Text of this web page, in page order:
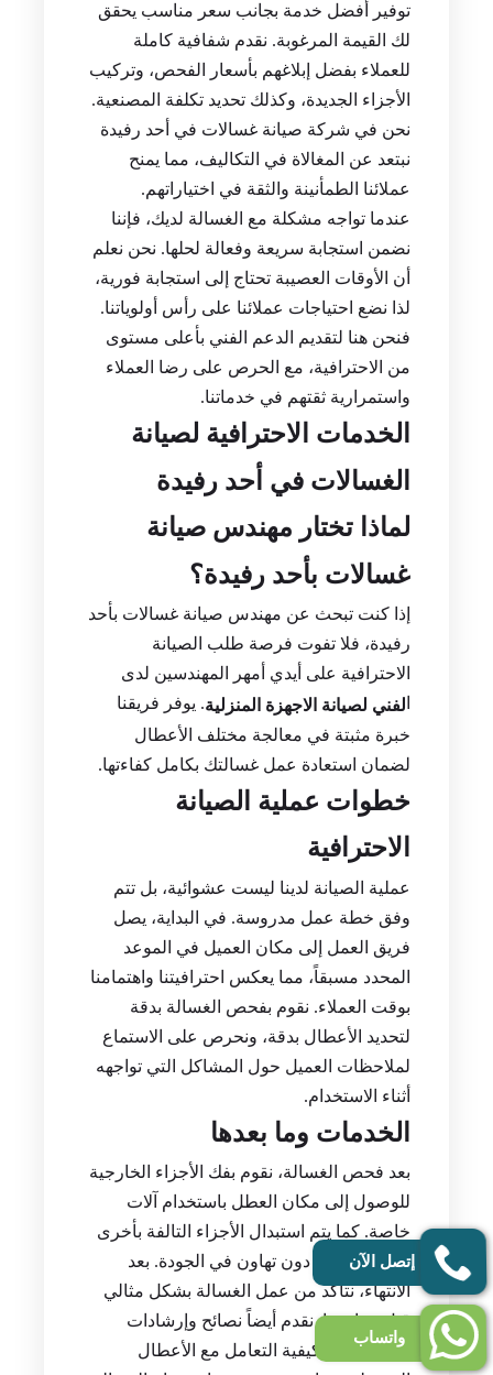
توفير أفضل خدمة بجانب سعر مناسب يحقق
لك القيمة المرغوبة. نقدم شفافية كاملة
للعملاء بفضل إبلاغهم بأسعار الفحص، وتركيب
الأجزاء الجديدة، وكذلك تحديد تكلفة المصنعية.
نحن في شركة صيانة غسالات في أحد رفيدة
نبتعد عن المغالاة في التكاليف، مما يمنح
عملائنا الطمأنينة والثقة في اختياراتهم.
عندما تواجه مشكلة مع الغسالة لديك، فإننا
نضمن استجابة سريعة وفعالة لحلها. نحن نعلم
أن الأوقات العصيبة تحتاج إلى استجابة فورية،
لذا نضع احتياجات عملائنا على رأس أولوياتنا.
فنحن هنا لتقديم الدعم الفني بأعلى مستوى
من الاحترافية، مع الحرص على رضا العملاء
واستمرارية ثقتهم في خدماتنا.
الخدمات الاحترافية لصيانة
الغسالات في أحد رفيدة
لماذا تختار مهندس صيانة
غسالات بأحد رفيدة؟
إذا كنت تبحث عن مهندس صيانة غسالات بأحد
رفيدة، فلا تفوت فرصة طلب الصيانة
الاحترافية على أيدي أمهر المهندسين لدى
لفني لصيانة الاجهزة المنزلية. يوفر فريقنا
خبرة مثبتة في معالجة مختلف الأعطال
لضمان استعادة عمل غسالتك بكامل كفاءتها.
خطوات عملية الصيانة
الاحترافية
عملية الصيانة لدينا ليست عشوائية، بل تتم
وفق خطة عمل مدروسة. في البداية، يصل
فريق العمل إلى مكان العميل في الموعد
المحدد مسبقاً، مما يعكس احترافيتنا واهتمامنا
بوقت العملاء. نقوم بفحص الغسالة بدقة
لتحديد الأعطال بدقة، ونحرص على الاستماع
لملاحظات العميل حول المشاكل التي تواجهه
أثناء الاستخدام.
الخدمات وما بعدها
بعد فحص الغسالة، نقوم بفك الأجزاء الخارجية
للوصول إلى مكان العطل باستخدام آلات
خاصة. كما يتم استبدال الأجزاء التالفة بأخرى
جديدة وأصلية دون تهاون في الجودة. بعد
الانتهاء، نتأكد من عمل الغسالة بشكل مثالي
قبل مغادرتنا. نقدم أيضاً نصائح وإرشادات
للعميل حول كيفية التعامل مع الأعطال
إتصل الآن
واتساب